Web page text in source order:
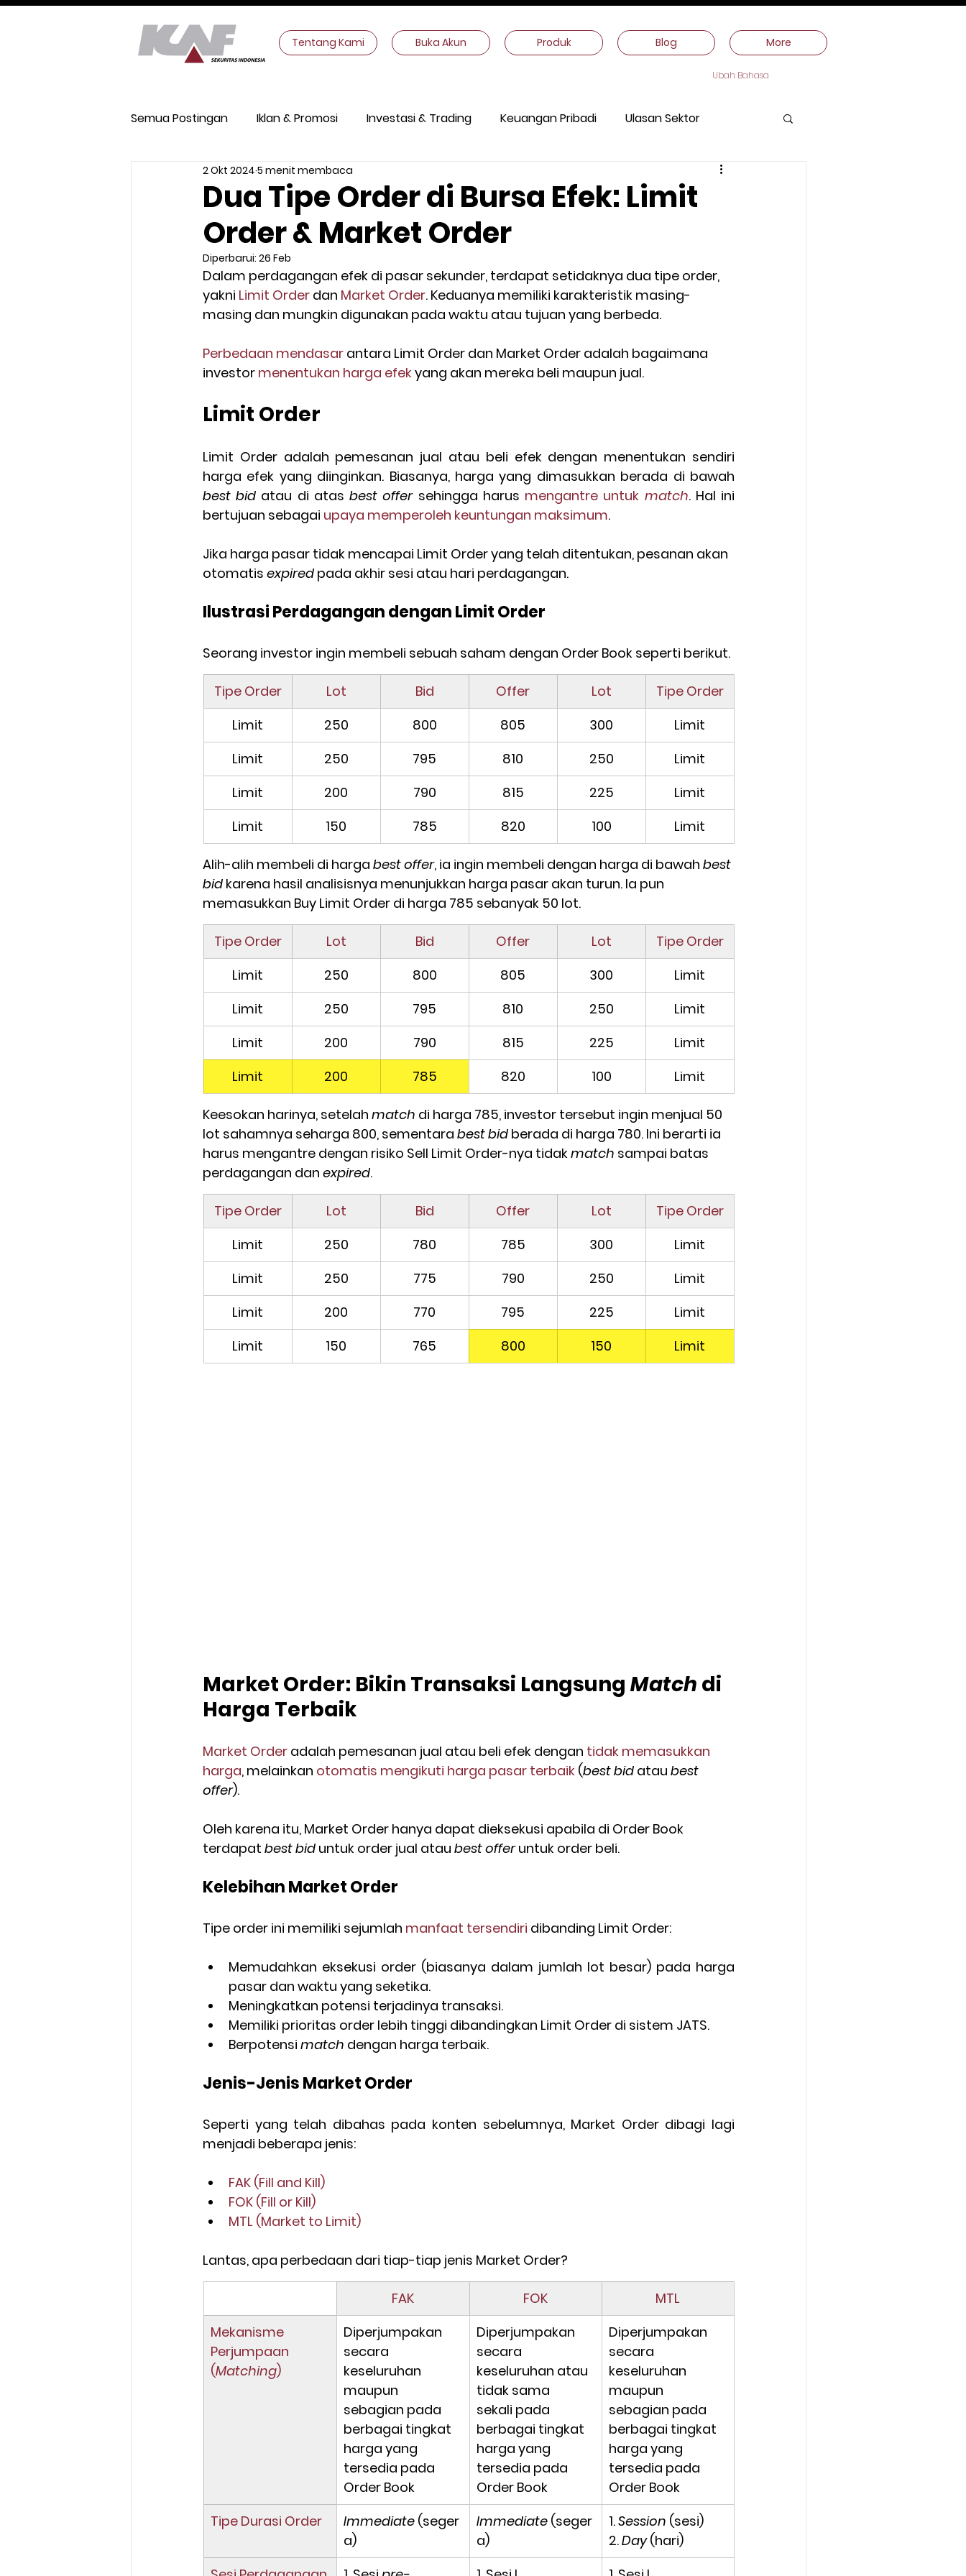
Tentang Kami Buka Akun Produk Blog More
Ubah Bahasa
Semua Postingan Iklan & Promosi Investasi & Trading Keuangan Pribadi Ulasan Sektor
Keamanan Digital Makroekonomi
Dua Tipe Order di Bursa Efek: Limit
Order & Market Order
2 Okt 2024 5 menit membaca
Diperbarui: 26 Feb
Dalam perdagangan efek di pasar sekunder, terdapat setidaknya dua tipe order,
yakni Limit Order dan Market Order. Keduanya memiliki karakteristik masing-
masing dan mungkin digunakan pada waktu atau tujuan yang berbeda.
Perbedaan mendasar antara Limit Order dan Market Order adalah bagaimana
investor menentukan harga efek yang akan mereka beli maupun jual.
Limit Order
Limit Order adalah pemesanan jual atau beli efek dengan menentukan sendiri
best bid atau di atas best offer sehingga harus mengantre untuk match. Hal ini
bertujuan sebagai upaya memperoleh keuntungan maksimum.
Jika harga pasar tidak mencapai Limit Order yang telah ditentukan, pesanan akan
otomatis expired pada akhir sesi atau hari perdagangan.
Ilustrasi Perdagangan dengan Limit Order
Seorang investor ingin membeli sebuah saham dengan Order Book seperti berikut.
Tipe Order Lot Bid Offer Lot
Tipe Order
Limit
250 800 805 300
Limit
Limit
250 795 810 250
Limit
Limit
200 790 815 225
Limit
Limit
150 785 820 100 Limit
Alih-alih membeli di harga best offer, ia ingin membeli dengan harga di bawah best
bid karena hasil analisisnya menunjukkan harga pasar akan turun. Ia pun
memasukkan Buy Limit Order di harga 785 sebanyak 50 lot.
Tipe Order Lot Bid Offer Lot
Tipe Order
Limit
250 800 805 300
Limit
Limit
250 795 810 250
Limit
Limit
200 790 815 225
Limit
Limit
200 785 820 100 Limit
Keesokan harinya, setelah match di harga 785, investor tersebut ingin menjual 50
lot sahamnya seharga 800, sementara best bid berada di harga 780. Ini berarti ia
harus mengantre dengan risiko Sell Limit Order-nya tidak match sampai batas
perdagangan dan expired.
Tipe Order Lot Bid Offer Lot
Tipe Order
Limit
250 780 785 300
Limit
Limit
250 775 790 250
Limit
Limit
200 770 795 225
Limit
Limit
150 765 800 150 Limit
Market Order: Bikin Transaksi Langsung Match di
Harga Terbaik
Market Order adalah pemesanan jual atau beli efek dengan tidak memasukkan
harga, melainkan otomatis mengikuti harga pasar terbaik (best bid atau best
offer).
Oleh karena itu, Market Order hanya dapat dieksekusi apabila di Order Book
terdapat best bid untuk order jual atau best offer untuk order beli.
Kelebihan Market Order
Tipe order ini memiliki sejumlah manfaat tersendiri dibanding Limit Order:
Memudahkan eksekusi order (biasanya dalam jumlah lot besar) pada harga
pasar dan waktu yang seketika.
Meningkatkan potensi terjadinya transaksi.
Memiliki prioritas order lebih tinggi dibandingkan Limit Order di sistem JATS.
Berpotensi match dengan harga terbaik.
Jenis-Jenis Market Order
Seperti yang telah dibahas pada konten sebelumnya, Market Order dibagi lagi
menjadi beberapa jenis:
FAK (Fill and Kill)
FOK (Fill or Kill)
MTL (Market to Limit)
Lantas, apa perbedaan dari tiap-tiap jenis Market Order?
FAK FOK
MTL
Mekanisme
Perjumpaan
(Matching)
Diperjumpakan
secara
keseluruhan
maupun
sebagian pada
berbagai tingkat
harga yang
tersedia pada
Order Book
Diperjumpakan
secara
keseluruhan atau
tidak sama
sekali pada
berbagai tingkat
harga yang
tersedia pada
Order Book
Diperjumpakan
secara
keseluruhan
maupun
sebagian pada
berbagai tingkat
harga yang
tersedia pada
Order Book
Tipe Durasi Order
Immediate (seger
a)
Immediate (seger
a)
1. Session (sesi)
2. Day (hari)